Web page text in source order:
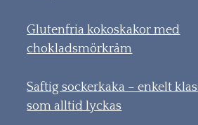
Glutenfria kokoskakor med
chokladsmörkräm
Saftig sockerkaka – enkelt
som alltid lyckas